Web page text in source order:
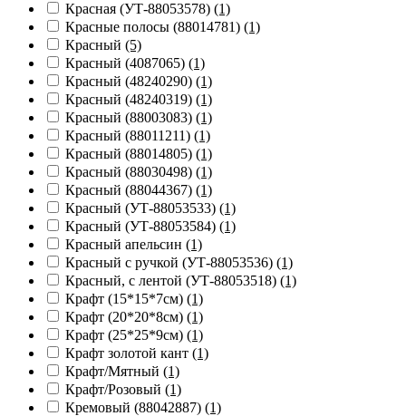
Красная (УТ-88053578) (1)
Красные полосы (88014781) (1)
Красный (5)
Красный (4087065) (1)
Красный (48240290) (1)
Красный (48240319) (1)
Красный (88003083) (1)
Красный (88011211) (1)
Красный (88014805) (1)
Красный (88030498) (1)
Красный (88044367) (1)
Красный (УТ-88053533) (1)
Красный (УТ-88053584) (1)
Красный апельсин (1)
Красный с ручкой (УТ-88053536) (1)
Красный, с лентой (УТ-88053518) (1)
Крафт (15*15*7см) (1)
Крафт (20*20*8см) (1)
Крафт (25*25*9см) (1)
Крафт золотой кант (1)
Крафт/Мятный (1)
Крафт/Розовый (1)
Кремовый (88042887) (1)